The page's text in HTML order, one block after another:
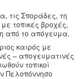
τις Σποράδες, τη
τοπικές βροχές,
από το απόγευμα.
καιρός με
– απογευματινές
τοπικοί
Πελοπόννησο